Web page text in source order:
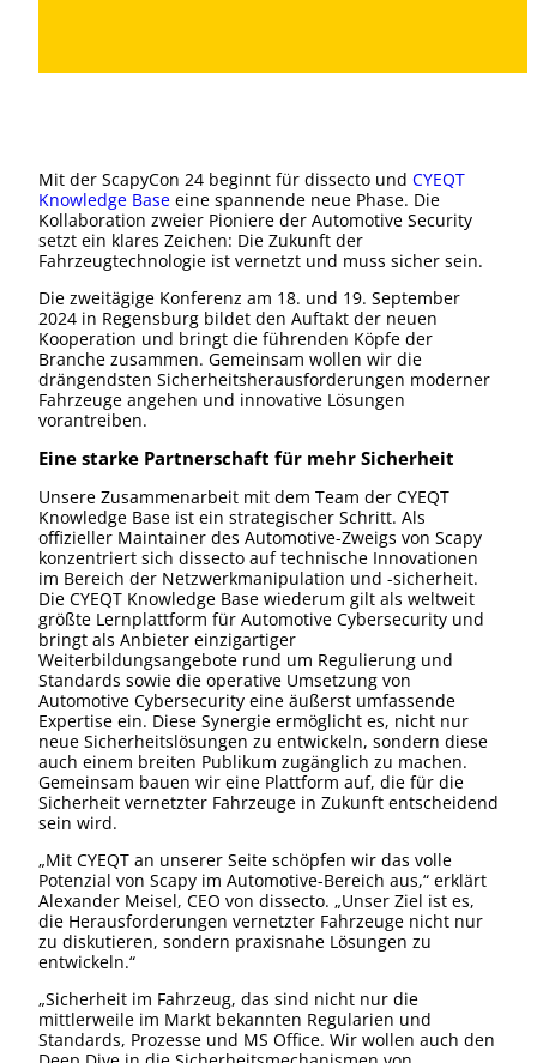
Mit der ScapyCon 24 beginnt für dissecto und CYEQT
Knowledge Base eine spannende neue Phase. Die
Kollaboration zweier Pioniere der Automotive Security
setzt ein klares Zeichen: Die Zukunft der
Fahrzeugtechnologie ist vernetzt und muss sicher sein.
Die zweitägige Konferenz am 18. und 19. September
2024 in Regensburg bildet den Auftakt der neuen
Kooperation und bringt die führenden Köpfe der
Branche zusammen. Gemeinsam wollen wir die
drängendsten Sicherheitsherausforderungen moderner
Fahrzeuge angehen und innovative Lösungen
vorantreiben.
Eine starke Partnerschaft für mehr Sicherheit
Unsere Zusammenarbeit mit dem Team der CYEQT
Knowledge Base ist ein strategischer Schritt. Als
offizieller Maintainer des Automotive-Zweigs von Scapy
konzentriert sich dissecto auf technische Innovationen
im Bereich der Netzwerkmanipulation und -sicherheit.
Die CYEQT Knowledge Base wiederum gilt als weltweit
größte Lernplattform für Automotive Cybersecurity und
bringt als Anbieter einzigartiger
Weiterbildungsangebote rund um Regulierung und
Standards sowie die operative Umsetzung von
Automotive Cybersecurity eine äußerst umfassende
Expertise ein. Diese Synergie ermöglicht es, nicht nur
neue Sicherheitslösungen zu entwickeln, sondern diese
auch einem breiten Publikum zugänglich zu machen.
Gemeinsam bauen wir eine Plattform auf, die für die
Sicherheit vernetzter Fahrzeuge in Zukunft entscheidend
sein wird.
„Mit CYEQT an unserer Seite schöpfen wir das volle
Potenzial von Scapy im Automotive-Bereich aus,“ erklärt
Alexander Meisel, CEO von dissecto. „Unser Ziel ist es,
die Herausforderungen vernetzter Fahrzeuge nicht nur
zu diskutieren, sondern praxisnahe Lösungen zu
entwickeln.“
„Sicherheit im Fahrzeug, das sind nicht nur die
mittlerweile im Markt bekannten Regularien und
Standards, Prozesse und MS Office. Wir wollen auch den